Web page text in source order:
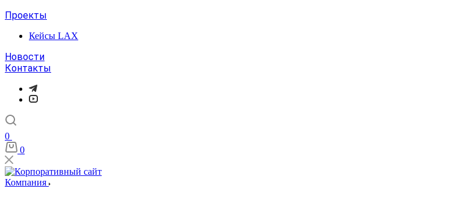
Проекты
Кейсы LAX
Новости
Контакты
0
0
Компания